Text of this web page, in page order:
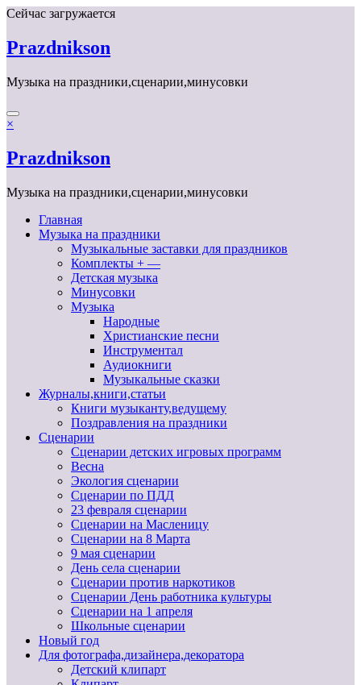
Перейти
содержимому
Сейчас загружается
Prazdnikson
Музыка на праздники,сценарии,минусовки
×
Prazdnikson
Музыка на праздники,сценарии,минусовки
Главная
Музыка на праздники
Музыкальные заставки для праздников
Комплекты + —
Детская музыка
Минусовки
Музыка
Народные
Христианские песни
Инструментал
Аудиокниги
Музыкальные сказки
Журналы,книги,статьи
Книги музыканту,ведущему
Поздравления на праздники
Сценарии
Сценарии детских игровых программ
Весна
Экология сценарии
Сценарии по ПДД
23 февраля сценарии
Сценарии на Масленицу
Сценарии на 8 Марта
9 мая сценарии
День села сценарии
Сценарии против наркотиков
Сценарии День работника культуры
Сценарии на 1 апреля
Школьные сценарии
Новый год
Для фотографа,дизайнера,декоратора
Детский клипарт